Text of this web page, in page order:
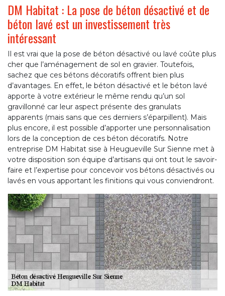
DM Habitat : La pose de béton désactivé et de
béton lavé est un investissement très
intéressant
Il est vrai que la pose de béton désactivé ou lavé coûte plus
cher que l’aménagement de sol en gravier. Toutefois,
sachez que ces bétons décoratifs offrent bien plus
d’avantages. En effet, le béton désactivé et le béton lavé
apporte à votre extérieur le même rendu qu’un sol
gravillonné car leur aspect présente des granulats
apparents (mais sans que ces derniers s’éparpillent). Mais
plus encore, il est possible d’apporter une personnalisation
lors de la conception de ces béton décoratifs. Notre
entreprise DM Habitat sise à Heugueville Sur Sienne met à
votre disposition son équipe d’artisans qui ont tout le savoir-
faire et l’expertise pour concevoir vos bétons désactivés ou
lavés en vous apportant les finitions qui vous conviendront.